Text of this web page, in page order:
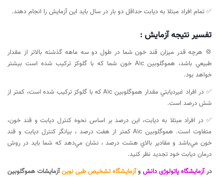
✅ تمام افراد مبتلا به دیابت حداقل دو بار در سال باید این آزمایش را انجام دهند.
تفسیر نتیجه آزمایش :
💢 هرچه قدر ميزان قند خون شما در طول دو سه ماهه گذشته بالاتر از مقدار
طبيعي باشد، هموگلوبين A1c خون شما كه با گلوكز تركيب شده است بيشتر
خواهد بود.
✅ در افراد غيرديابتي مقدار هموگلوبين A1c كه با گلوكز تركيب شده است، كمتر از
شش درصد است.
✅ در افراد مبتلا به ديابت، اين درصد بر اساس نحوه كنترل ديابت و قند خون،
متفاوت است. هموگلوبين A1c كمتر از هفت درصد ، بيانگر كنترل ديابت و قند
خون مي‌باشد و مقادير بالاي هشت درصد ، نشان مي‌دهد كه شما بايد در روش
درمان ديابت خود تجديد نظر كنيد.
درآزمایشگاه پاتولوژی دانش وآزمایشگاه تشخیص طبی نوینآزمایشات هموگلوبین